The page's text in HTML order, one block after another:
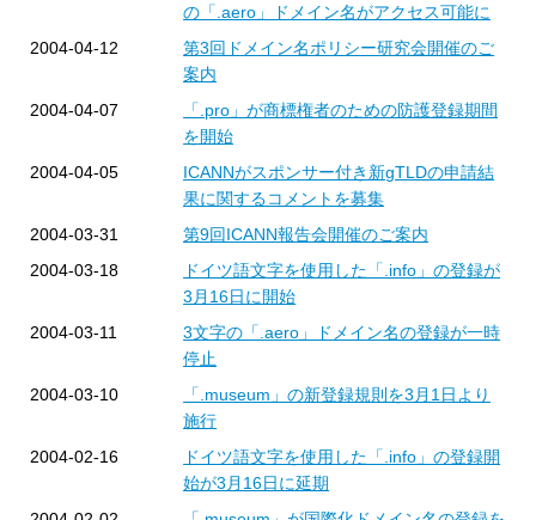
の「.aero」ドメイン名がアクセス可能に
2004-04-12
第3回ドメイン名ポリシー研究会開催のご
案内
2004-04-07
「.pro」が商標権者のための防護登録期間
を開始
2004-04-05
ICANNがスポンサー付き新gTLDの申請結
果に関するコメントを募集
2004-03-31
第9回ICANN報告会開催のご案内
2004-03-18
ドイツ語文字を使用した「.info」の登録が
3月16日に開始
2004-03-11
3文字の「.aero」ドメイン名の登録が一時
停止
2004-03-10
「.museum」の新登録規則を3月1日より
施行
2004-02-16
ドイツ語文字を使用した「.info」の登録開
始が3月16日に延期